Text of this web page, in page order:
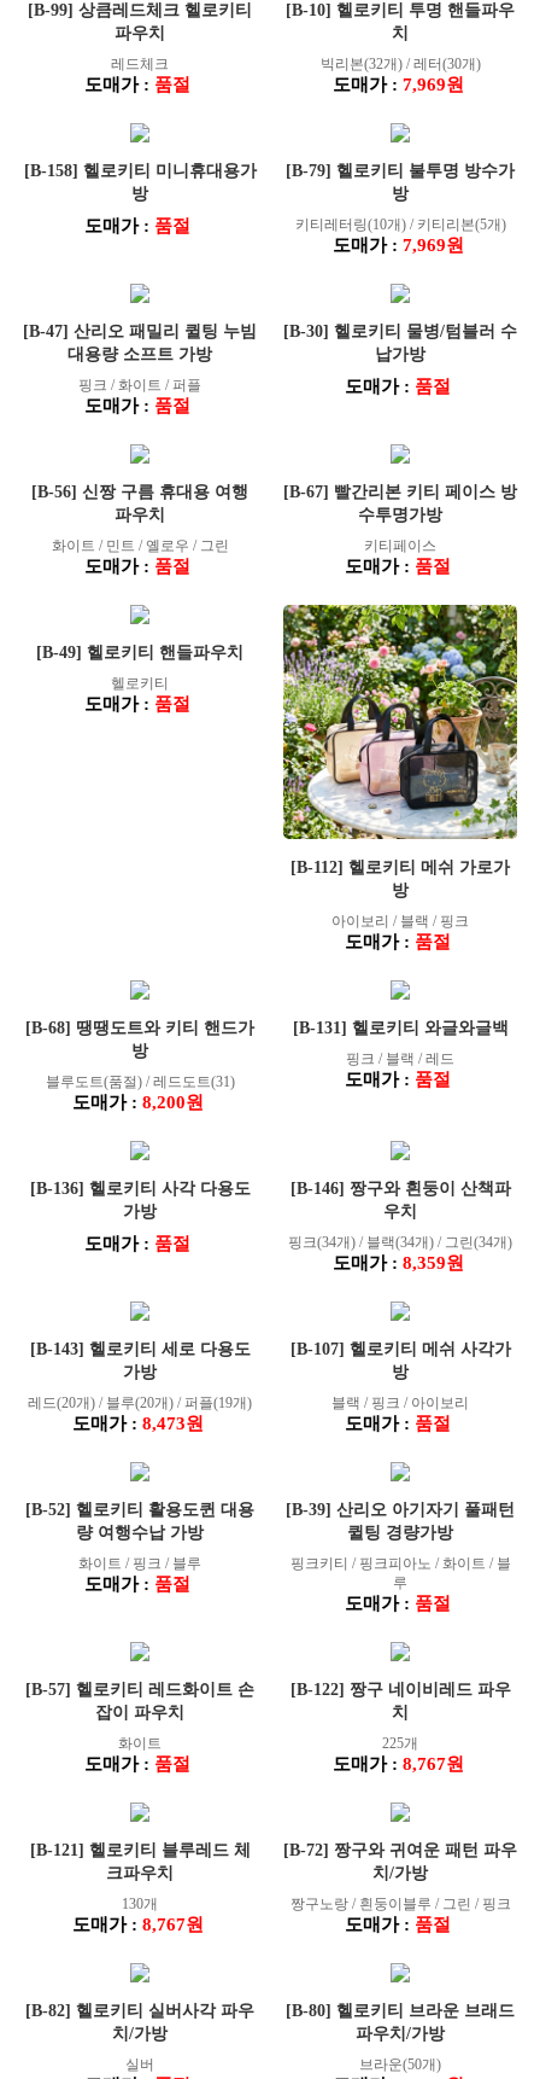
[B-99] 상큼레드체크 헬로키티
파우치
레드체크
도매가 : 품절
[B-10] 헬로키티 투명 핸들파우
치
빅리본(32개) / 레터(30개)
도매가 : 7,969원
[B-158] 헬로키티 미니휴대용가
방
도매가 : 품절
[B-79] 헬로키티 불투명 방수가
방
키티레터링(10개) / 키티리본(5개)
도매가 : 7,969원
[B-47] 산리오 패밀리 퀼팅 누빔
대용량 소프트 가방
핑크 / 화이트 / 퍼플
도매가 : 품절
[B-30] 헬로키티 물병/텀블러 수
납가방
도매가 : 품절
[B-56] 신짱 구름 휴대용 여행
파우치
화이트 / 민트 / 옐로우 / 그린
도매가 : 품절
[B-67] 빨간리본 키티 페이스 방
수투명가방
키티페이스
도매가 : 품절
[B-49] 헬로키티 핸들파우치
헬로키티
도매가 : 품절
[B-112] 헬로키티 메쉬 가로가
방
아이보리 / 블랙 / 핑크
도매가 : 품절
[B-68] 땡땡도트와 키티 핸드가
방
블루도트(품절) / 레드도트(31)
도매가 : 8,200원
[B-131] 헬로키티 와글와글백
핑크 / 블랙 / 레드
도매가 : 품절
[B-136] 헬로키티 사각 다용도
가방
도매가 : 품절
[B-146] 짱구와 흰둥이 산책파
우치
핑크(34개) / 블랙(34개) / 그린(34개)
도매가 : 8,359원
[B-143] 헬로키티 세로 다용도
가방
레드(20개) / 블루(20개) / 퍼플(19개)
도매가 : 8,473원
[B-107] 헬로키티 메쉬 사각가
방
블랙 / 핑크 / 아이보리
도매가 : 품절
[B-52] 헬로키티 활용도퀸 대용
량 여행수납 가방
화이트 / 핑크 / 블루
도매가 : 품절
[B-39] 산리오 아기자기 풀패턴
퀼팅 경량가방
핑크키티 / 핑크피아노 / 화이트 / 블
루
도매가 : 품절
[B-57] 헬로키티 레드화이트 손
잡이 파우치
화이트
도매가 : 품절
[B-122] 짱구 네이비레드 파우
치
225개
도매가 : 8,767원
[B-121] 헬로키티 블루레드 체
크파우치
130개
도매가 : 8,767원
[B-72] 짱구와 귀여운 패턴 파우
치/가방
짱구노랑 / 흰둥이블루 / 그린 / 핑크
도매가 : 품절
[B-82] 헬로키티 실버사각 파우
치/가방
실버
[B-80] 헬로키티 브라운 브래드
파우치/가방
브라운(50개)